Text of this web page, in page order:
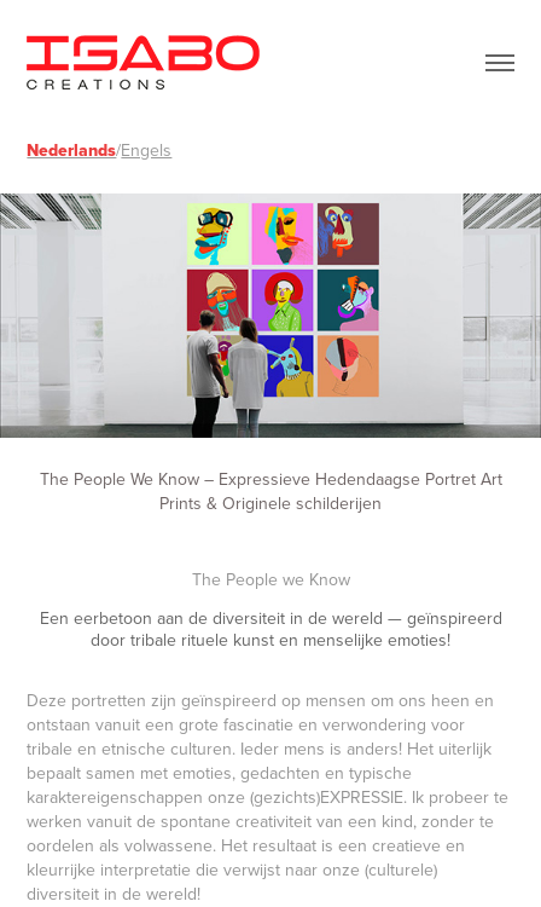
Nederlands/Engels
The People We Know – Expressieve Hedendaagse Portret Art
Prints & Originele schilderijen
The People we Know
Een eerbetoon aan de diversiteit in de wereld — geïnspireerd
door tribale rituele kunst en menselijke emoties!
Deze portretten zijn geïnspireerd op mensen om ons heen en
ontstaan ​​vanuit een grote fascinatie en verwondering voor
tribale en etnische culturen. Ieder mens is anders! Het uiterlijk
bepaalt samen met emoties, gedachten en typische
karaktereigenschappen onze (gezichts)EXPRESSIE. Ik probeer te
werken vanuit de spontane creativiteit van een kind, zonder te
oordelen als volwassene. Het resultaat is een creatieve en
kleurrijke interpretatie die verwijst naar onze (culturele)
diversiteit in de wereld!